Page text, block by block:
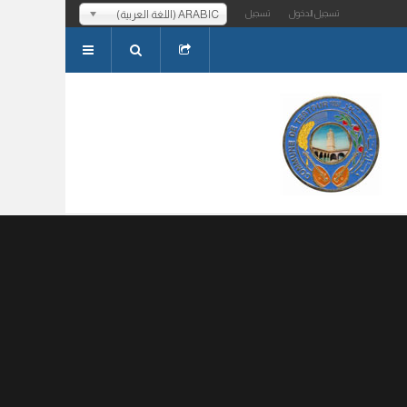
ARABIC (اللغة العربية) تسجيل الدخول تسجيل